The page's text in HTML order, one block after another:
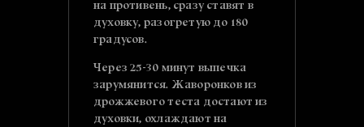
на противень, сразу ставят в
духовку, разогретую до 180
градусов.
Через 25-30 минут выпечка
зарумянится. Жаворонков из
дрожжевого теста достают из
духовки, охлаждают на